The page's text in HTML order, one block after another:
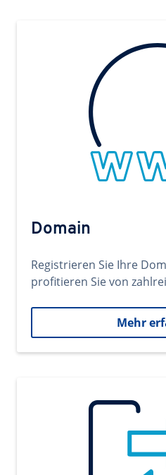
Domain
Registrieren Sie Ihre
profitieren Sie von
Mehr